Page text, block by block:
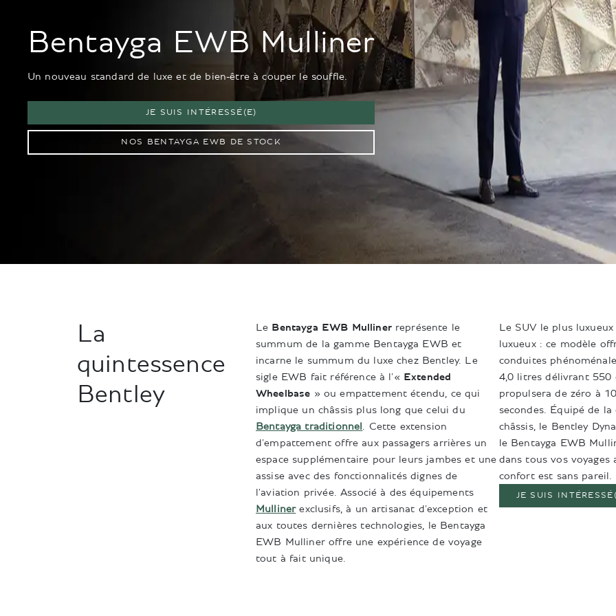
Bentayga EWB Mulliner
Un nouveau standard de luxe et de bien-être à couper le souffle.
JE SUIS INTÉRESSÉ(E)
NOS BENTAYGA EWB DE STOCK
La
quintessence
Bentley
Le Bentayga EWB Mullinerreprésente le
summum de la gamme Bentayga EWB et
incarne le summum du luxe chez Bentley. Le
sigle EWB fait référence à l'« Extended
Wheelbase » ou empattement étendu, ce qui
implique un châssis plus long que celui du
Bentayga traditionnel . Cette extension
d'empattement offre aux passagers arrières un
espace supplémentaire pour leurs jambes et une
assise avec des fonctionnalités dignes de
l'aviation privée. Associé à des équipements
Mullinerexclusifs, à un artisanat d'exception et
aux toutes dernières technologies, le Bentayga
EWB Mulliner offre une expérience de voyage
tout à fait unique.
Le SUV le plus
luxueux : ce modèle
conduites
4,0 litres délivrant 550
propulsera de zéro à
secondes. Équipé de
châssis, le Bentley
le Bentayga EWB
dans tous vos voyages
confort est sans pareil.
JE SUIS